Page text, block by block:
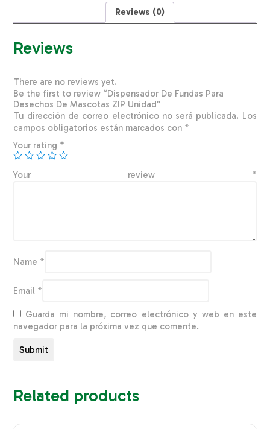
Reviews (0)
Reviews
There are no reviews yet.
Be the first to review “Dispensador De Fundas Para
Desechos De Mascotas ZIP Unidad”
Tu dirección de correo electrónico no será publicada. Los
campos obligatorios están marcados con *
Your rating *
Your review *
Name *
Email *
Guarda mi nombre, correo electrónico y web en este
navegador para la próxima vez que comente.
Related products